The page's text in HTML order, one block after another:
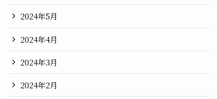
2024年5月
2024年4月
2024年3月
2024年2月